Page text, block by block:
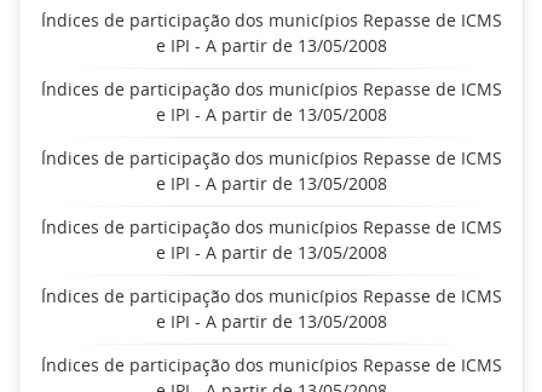
Índices de participação dos municípios Repasse de ICMS
e IPI - A partir de 13/05/2008
Índices de participação dos municípios Repasse de ICMS
e IPI - A partir de 13/05/2008
Índices de participação dos municípios Repasse de ICMS
e IPI - A partir de 13/05/2008
Índices de participação dos municípios Repasse de ICMS
e IPI - A partir de 13/05/2008
Índices de participação dos municípios Repasse de ICMS
e IPI - A partir de 13/05/2008
Índices de participação dos municípios Repasse de ICMS